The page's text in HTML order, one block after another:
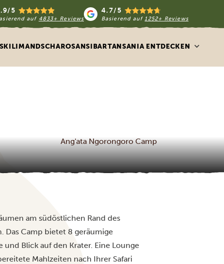
5
auf 4833+ Reviews
4.7/5
Basierend auf1252+ Reviews
KILIMANDSCHAROSANSIBARTANSANIA ENTDECKEN
Ang'ata Ngorongoro Camp
am südöstlichen Rand des
Das Camp bietet 8 geräumige
und Blick auf den Krater. Eine Lounge
Mahlzeiten nach Ihrer Safari